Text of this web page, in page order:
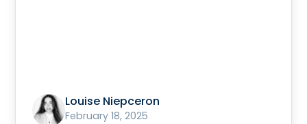
Louise Niepceron
February 18, 2025